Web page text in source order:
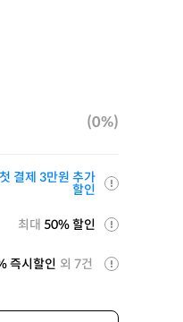
(0%)
결제 3만원 추가
할인
최대 50% 할인
즉시할인 외 7건